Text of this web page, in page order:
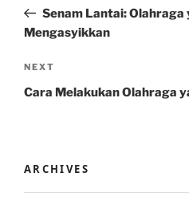
PostSenam Lantai: Olahraga
Mengasyikkan
Next
Post
NEXT
Cara Melakukan Olahraga
ARCHIVES